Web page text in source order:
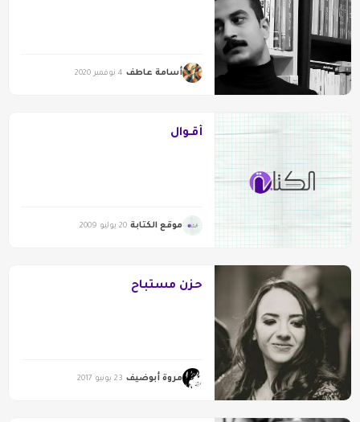
أسامة عاطف 4 نوفمبر 2020
أَقْـوال
موقع الكتابة 20 يوليو 2009
حزن مستباح
مروة أبوضيف 23 يونيو 2017